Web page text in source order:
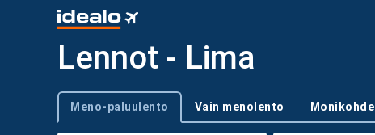
Lennot - Lima
Trip type
Meno-paluulento Vain menolento Monikohde